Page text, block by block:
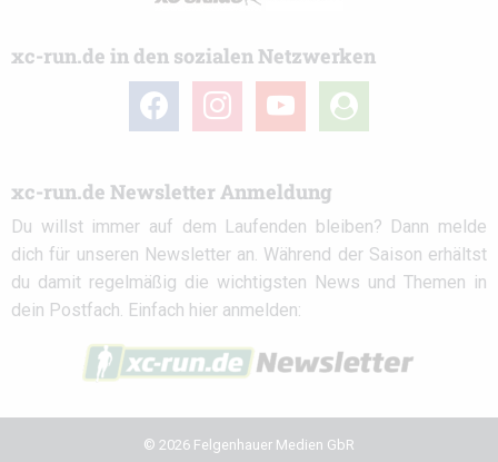
xc-run.de in den sozialen Netzwerken
facebook instagramyoutube
user-
circle
xc-run.de Newsletter Anmeldung
Du willst immer auf dem Laufenden bleiben? Dann melde
dich für unseren Newsletter an. Während der Saison erhältst
du damit regelmäßig die wichtigsten News und Themen in
dein Postfach. Einfach hier anmelden:
© 2026 Felgenhauer Medien GbR